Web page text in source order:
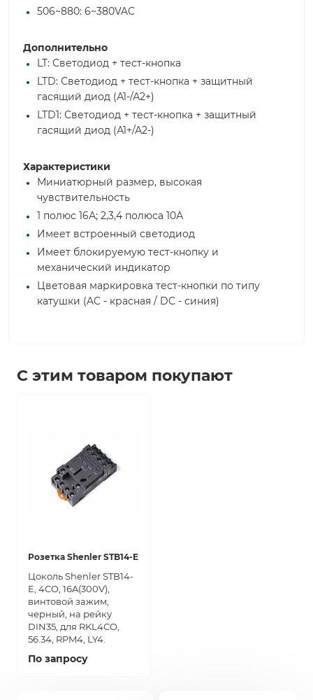
506~880: 6~380VAC
Дополнительно
LT: Светодиод + тест-кнопка
LTD: Светодиод + тест-кнопка + защитный
гасящий диод (А1-/А2+)
LTD1: Светодиод + тест-кнопка + защитный
гасящий диод (А1+/А2-)
Характеристики
Миниатюрный размер, высокая
чувствительность
1 полюс 16А; 2,3,4 полюса 10А
Имеет встроенный светодиод
Имеет блокируемую тест-кнопку и
механический индикатор
Цветовая маркировка тест-кнопки по типу
катушки (AC - красная / DC - синия)
С этим товаром покупают
Розетка Shenler STB14-E
Цоколь Shenler STB14-
E, 4CO, 16A(300V),
винтовой зажим,
черный, на рейку
DIN35, для RKL4CO,
56.34, RPM4, LY4.
По запросу